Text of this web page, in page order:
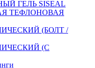
ГЕЛЬ SISEAL
ТЕФЛОНОВАЯ
(БОЛТ /
(С